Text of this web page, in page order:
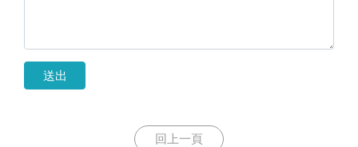
送出
回上一頁